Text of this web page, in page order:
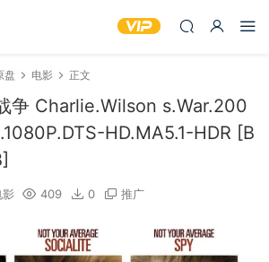
盘 电影 正文
争 Charlie.Wilson s.War.200
HD.MA5.1-HDR [B
影 409 0 推广